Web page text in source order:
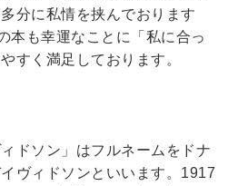
分に私情を挟んでおります
本も幸運なことに「私に合っ
すく満足しております。
ドソン」はフルネームをドナ
ヴィドソンといいます。1917